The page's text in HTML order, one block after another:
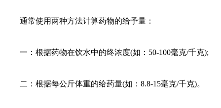
通常使用两种方法计算药物的给予量：
一：根据药物在饮水中的终浓度(如：50-100毫克/千克);
二：根据每公斤体重的给药量(如：8.8-15毫克/千克)。